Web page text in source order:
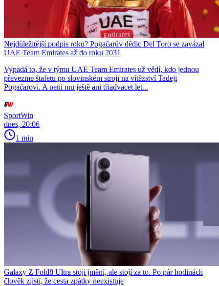
Nejdůležitější podpis roku? Pogačarův dědic Del Toro se zavázal
UAE Team Emirates až do roku 2031
Vypadá to, že v týmu UAE Team Emirates už vědí, kdo jednou
převezme štafetu po slovinském stroji na vítězství Tadeji
Pogačarovi. A není mu ještě ani třiadvacet let...
SportWin
dnes, 20:06
1 min
Galaxy Z Fold8 Ultra stojí jmění, ale stojí za to. Po pár hodinách
člověk zjistí, že cesta zpátky neexistuje